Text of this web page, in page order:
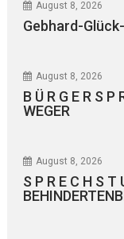
August 8, 2026
Gebhard-
August 8, 2026
B Ü R G E R S
WEGER
August 8, 2026
S P R E C H S T